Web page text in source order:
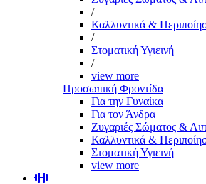
/
Καλλυντικά &
/
Στοματική Υγιεινή
/
view more
Προσωπική Φροντίδα
Για την Γυναίκα
Για τον Άνδρα
Ζυγαριές Σώματος &
Καλλυντικά &
Στοματική Υγιεινή
view more